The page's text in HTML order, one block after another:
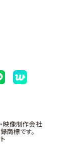
映像制作会社
商標です。